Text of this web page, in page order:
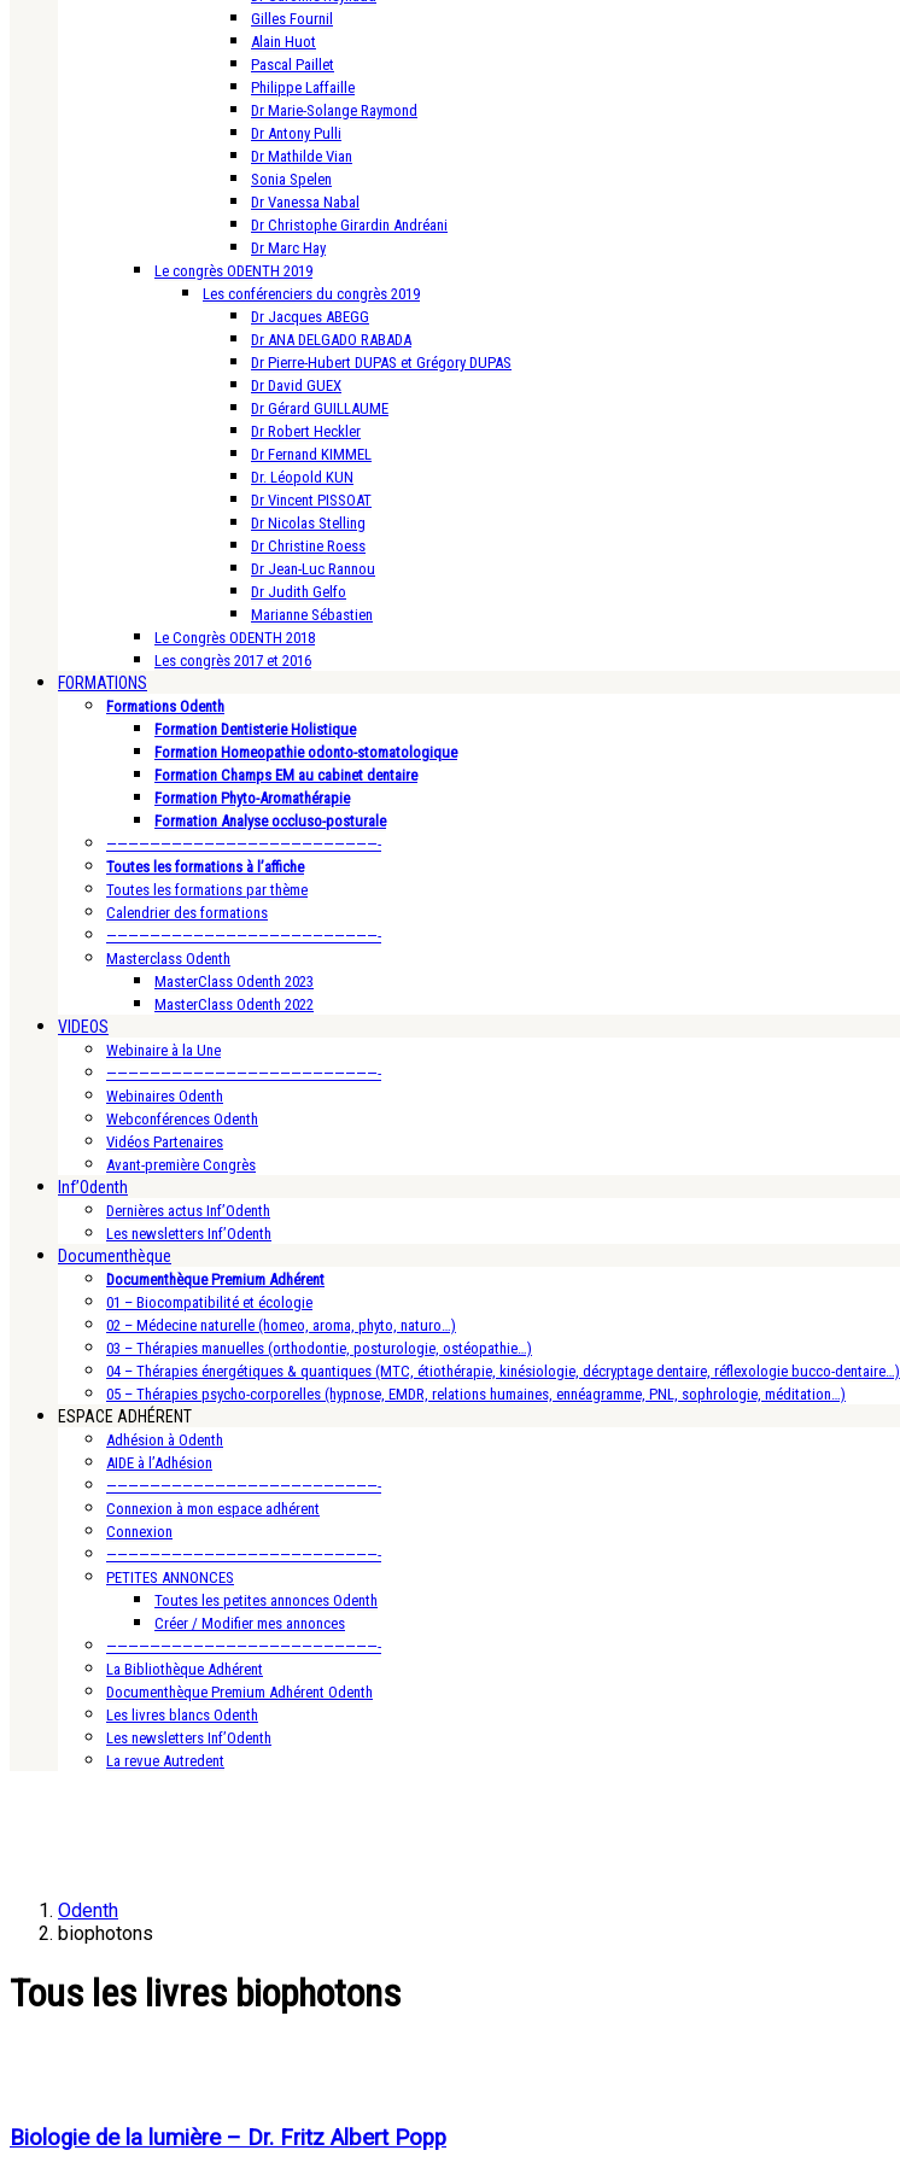
Gilles Fournil
Alain Huot
Pascal Paillet
Philippe Laffaille
Dr Marie-Solange Raymond
Dr Antony Pulli
Dr Mathilde Vian
Sonia Spelen
Dr Vanessa Nabal
Dr Christophe Girardin Andréani
Dr Marc Hay
Le congrès ODENTH 2019
Les conférenciers du congrès 2019
Dr Jacques ABEGG
Dr ANA DELGADO RABADA
Dr Pierre-Hubert DUPAS et Grégory DUPAS
Dr David GUEX
Dr Gérard GUILLAUME
Dr Robert Heckler
Dr Fernand KIMMEL
Dr. Léopold KUN
Dr Vincent PISSOAT
Dr Nicolas Stelling
Dr Christine Roess
Dr Jean-Luc Rannou
Dr Judith Gelfo
Marianne Sébastien
Le Congrès ODENTH 2018
Les congrès 2017 et 2016
FORMATIONS
Formations Odenth
Formation Dentisterie Holistique
Formation Homeopathie odonto-stomatologique
Formation Champs EM au cabinet dentaire
Formation Phyto-Aromathérapie
Formation Analyse occluso-posturale
—————————————————————————-
Toutes les formations à l’affiche
Toutes les formations par thème
Calendrier des formations
—————————————————————————-
Masterclass Odenth
MasterClass Odenth 2023
MasterClass Odenth 2022
VIDEOS
Webinaire à la Une
—————————————————————————-
Webinaires Odenth
Webconférences Odenth
Vidéos Partenaires
Avant-première Congrès
Inf’Odenth
Dernières actus Inf’Odenth
Les newsletters Inf’Odenth
Documenthèque
Documenthèque Premium Adhérent
01 – Biocompatibilité et écologie
02 – Médecine naturelle (homeo, aroma, phyto, naturo…)
03 – Thérapies manuelles (orthodontie, posturologie, ostéopathie…)
04 – Thérapies énergétiques & quantiques (MTC, étiothérapie, kinésiologie, décryptage dentaire, réflexologie bucco-dentaire…)
05 – Thérapies psycho-corporelles (hypnose, EMDR, relations humaines, ennéagramme, PNL, sophrologie, méditation…)
ESPACE ADHÉRENT
Adhésion à Odenth
AIDE à l’Adhésion
—————————————————————————-
Connexion à mon espace adhérent
Connexion
—————————————————————————-
PETITES ANNONCES
Toutes les petites annonces Odenth
Créer / Modifier mes annonces
—————————————————————————-
La Bibliothèque Adhérent
Documenthèque Premium Adhérent Odenth
Les livres blancs Odenth
Les newsletters Inf’Odenth
La revue Autredent
Odenth
biophotons
Tous les livres biophotons
Biologie de la lumière – Dr. Fritz Albert Popp